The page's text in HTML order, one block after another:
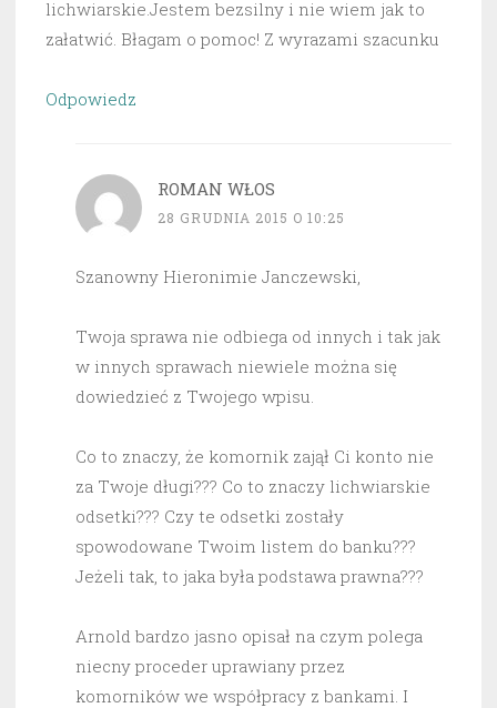
lichwiarskie.Jestem bezsilny i nie wiem jak to
załatwić. Błagam o pomoc! Z wyrazami szacunku
Odpowiedz
ROMAN WŁOS
28 GRUDNIA 2015 O 10:25
Szanowny Hieronimie Janczewski,
Twoja sprawa nie odbiega od innych i tak jak
w innych sprawach niewiele można się
dowiedzieć z Twojego wpisu.
Co to znaczy, że komornik zajął Ci konto nie
za Twoje długi??? Co to znaczy lichwiarskie
odsetki??? Czy te odsetki zostały
spowodowane Twoim listem do banku???
Jeżeli tak, to jaka była podstawa prawna???
Arnold bardzo jasno opisał na czym polega
niecny proceder uprawiany przez
komorników we współpracy z bankami. I